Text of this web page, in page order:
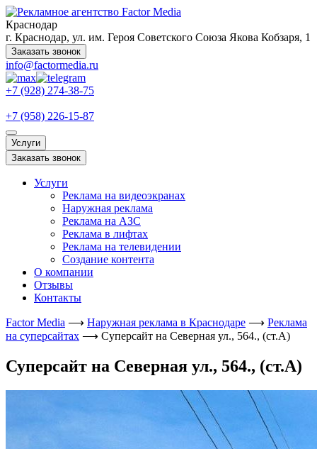
Краснодар
г. Краснодар, ул. им. Героя Советского Союза Якова Кобзаря, 1
Заказать звонок
info@factormedia.ru
+7 (928) 274-38-75
+7 (958) 226-15-87
Услуги
Заказать звонок
Услуги
Реклама на видеоэкранах
Наружная реклама
Реклама на АЗС
Реклама в лифтах
Реклама на телевидении
Создание контента
О компании
Отзывы
Контакты
Factor Media ⟶ Наружная реклама в Краснодаре ⟶ Реклама
на суперсайтах ⟶ Суперсайт на Северная ул., 564., (ст.А)
Суперсайт на Северная ул., 564., (ст.А)